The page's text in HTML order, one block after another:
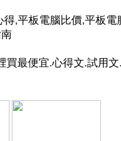
,平板電腦比價,平板
買最便宜.心得文.試用